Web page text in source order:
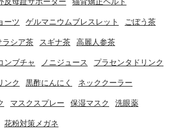
ーツ ゲルマニウムブレスレット ごぼう茶
ラシア茶 スギナ茶 高麗人参茶
ンブチャ ノニジュース プラセンタドリンク
ンク 黒酢にんにく ネッククーラー
マスクスプレー 保湿マスク 洗眼薬
花粉対策メガネ